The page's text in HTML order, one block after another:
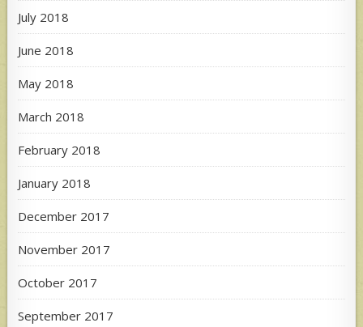
July 2018
June 2018
May 2018
March 2018
February 2018
January 2018
December 2017
November 2017
October 2017
September 2017